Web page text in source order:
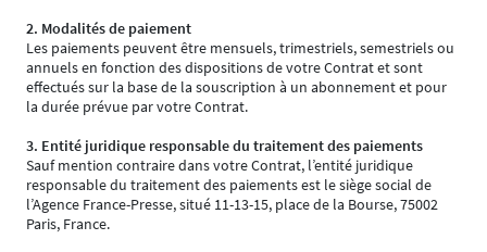
2. Modalités de paiement
Les paiements peuvent être mensuels, trimestriels, semestriels ou
annuels en fonction des dispositions de votre Contrat et sont
effectués sur la base de la souscription à un abonnement et pour
la durée prévue par votre Contrat.
3. Entité juridique responsable du traitement des paiements
Sauf mention contraire dans votre Contrat, l’entité juridique
responsable du traitement des paiements est le siège social de
l’Agence France-Presse, situé 11-13-15, place de la Bourse, 75002
Paris, France.